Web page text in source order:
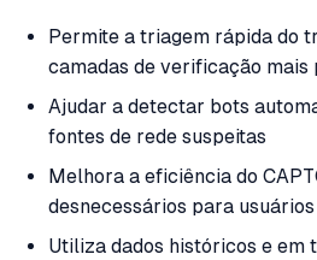
Permite a triagem rápida do
camadas de verificação mais
Ajudar a detectar bots
fontes de rede suspeitas
Melhora a eficiência do
desnecessários para
Utiliza dados históricos e em